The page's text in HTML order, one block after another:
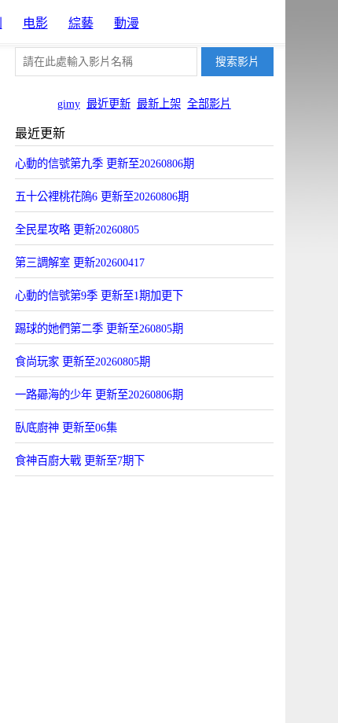
电影 綜藝 動漫
gimy 最近更新 最新上架 全部影片
片源10
Uyun
最近更新
心動的信號第九季 更新至20260806期
五十公裡桃花隖6 更新至20260806期
全民星攻略 更新20260805
第三調解室 更新202600417
心動的信號第9季 更新至1期加更下
踢球的她們第二季 更新至260805期
食尚玩家 更新至20260805期
一路曏海的少年 更新至20260806期
臥底廚神 更新至06集
食神百廚大戰 更新至7期下